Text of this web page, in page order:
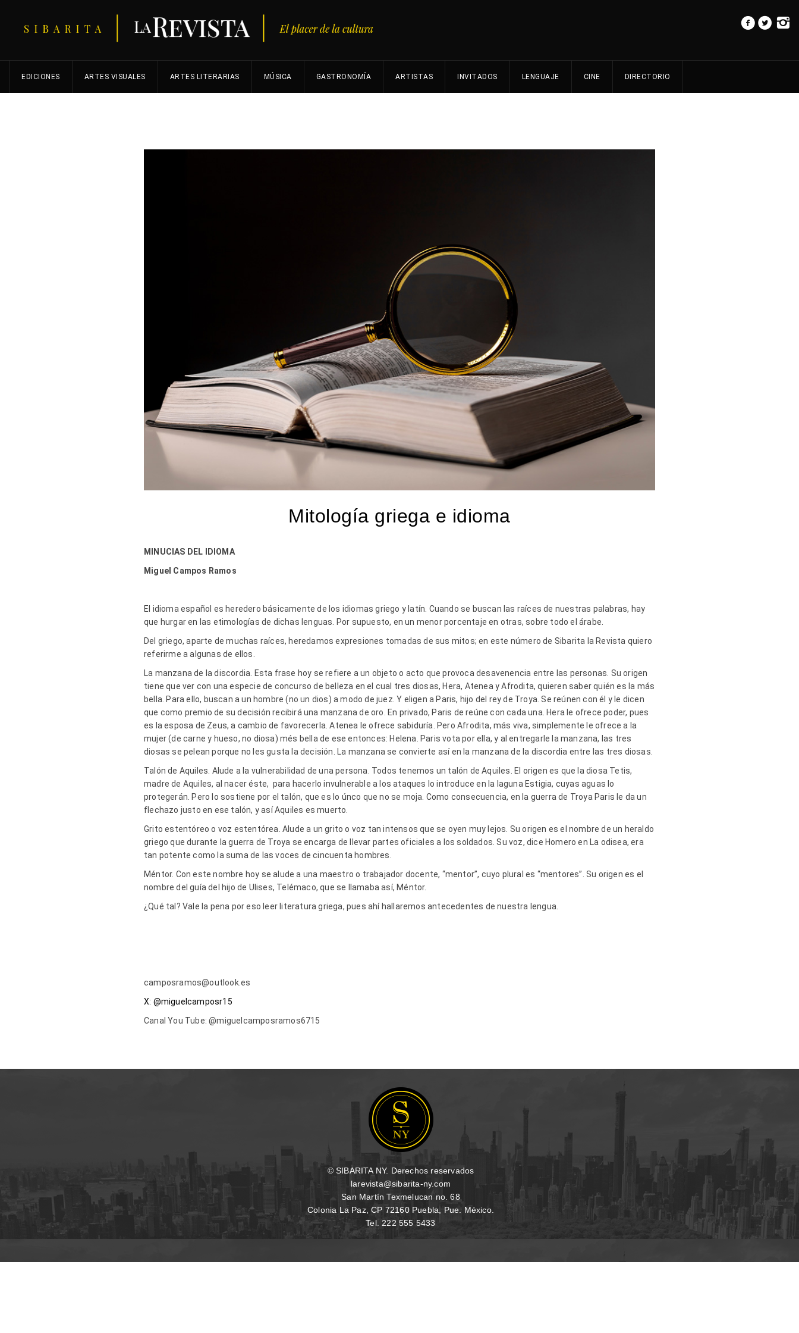
EDICIONES ARTES VISUALES ARTES LITERARIAS MÚSICA GASTRONOMÍA ARTISTAS INVITADOS LENGUAJE CINE DIRECTORIO
Mitología griega e idioma
MINUCIAS DEL IDIOMA
Miguel Campos Ramos
El idioma español es heredero básicamente de los idiomas griego y latín. Cuando se buscan las raíces de nuestras palabras, hay
que hurgar en las etimologías de dichas lenguas. Por supuesto, en un menor porcentaje en otras, sobre todo el árabe.
Del griego, aparte de muchas raíces, heredamos expresiones tomadas de sus mitos; en este número de Sibarita la Revista quiero
referirme a algunas de ellos.
La manzana de la discordia. Esta frase hoy se refiere a un objeto o acto que provoca desavenencia entre las personas. Su origen
tiene que ver con una especie de concurso de belleza en el cual tres diosas, Hera, Atenea y Afrodita, quieren saber quién es la más
bella. Para ello, buscan a un hombre (no un dios) a modo de juez. Y eligen a Paris, hijo del rey de Troya. Se reúnen con él y le dicen
que como premio de su decisión recibirá una manzana de oro. En privado, Paris de reúne con cada una. Hera le ofrece poder, pues
es la esposa de Zeus, a cambio de favorecerla. Atenea le ofrece sabiduría. Pero Afrodita, más viva, simplemente le ofrece a la
mujer (de carne y hueso, no diosa) més bella de ese entonces: Helena. Paris vota por ella, y al entregarle la manzana, las tres
diosas se pelean porque no les gusta la decisión. La manzana se convierte así en la manzana de la discordia entre las tres diosas.
Talón de Aquiles. Alude a la vulnerabilidad de una persona. Todos tenemos un talón de Aquiles. El origen es que la diosa Tetis,
madre de Aquiles, al nacer éste, para hacerlo invulnerable a los ataques lo introduce en la laguna Estigia, cuyas aguas lo
protegerán. Pero lo sostiene por el talón, que es lo únco que no se moja. Como consecuencia, en la guerra de Troya Paris le da un
flechazo justo en ese talón, y así Aquiles es muerto.
Grito estentóreo o voz estentórea. Alude a un grito o voz tan intensos que se oyen muy lejos. Su origen es el nombre de un heraldo
griego que durante la guerra de Troya se encarga de llevar partes oficiales a los soldados. Su voz, dice Homero en La odisea, era
tan potente como la suma de las voces de cincuenta hombres.
Méntor. Con este nombre hoy se alude a una maestro o trabajador docente, “mentor”, cuyo plural es “mentores”. Su origen es el
nombre del guía del hijo de Ulises, Telémaco, que se llamaba así, Méntor.
¿Qué tal? Vale la pena por eso leer literatura griega, pues ahí hallaremos antecedentes de nuestra lengua.
camposramos@outlook.es
X: @miguelcamposr15
Canal You Tube: @miguelcamposramos6715
© SIBARITA NY. Derechos reservados
larevista@sibarita-ny.com
San Martín Texmelucan no. 68
Colonia La Paz, CP 72160 Puebla, Pue. México.
Tel. 222 555 5433